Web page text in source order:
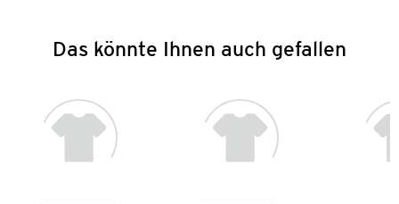
Das könnte Ihnen auch gefallen